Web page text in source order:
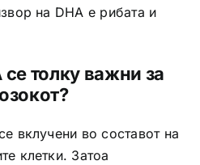
на DHA е рибата и
се толку важни за
вклучени во составот на
клетки. Затоа